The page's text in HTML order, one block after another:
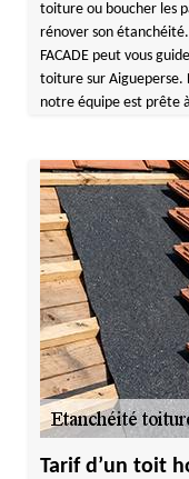
toiture ou boucher les
rénover son
FACADE peut vous
toiture sur Aigueperse.
notre équipe est prête
Tarif d’un toit